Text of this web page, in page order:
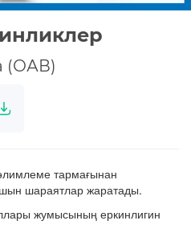
(ОАВ)
тармағынан
шараятлар жаратады.
жумысының еркинлигин